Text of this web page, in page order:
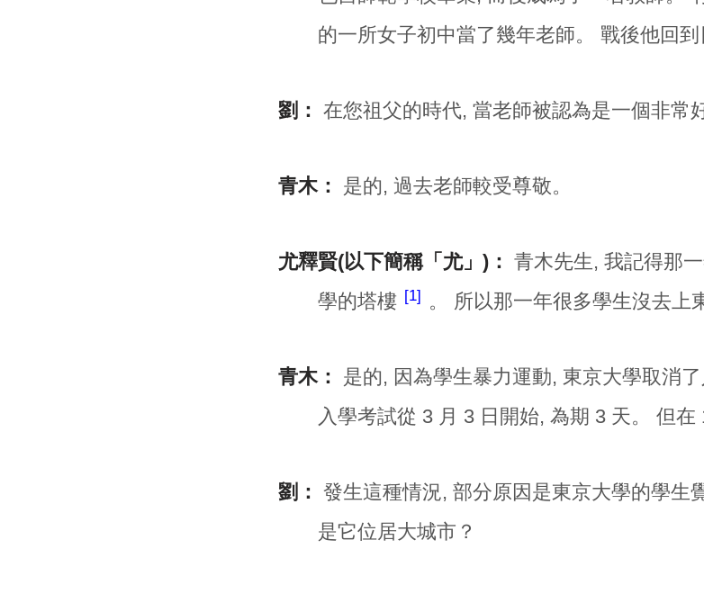
的一所女子初中當了幾年老師。 戰後他回
劉： 在您祖父的時代, 當老師被認為是一個非常
青木： 是的, 過去老師較受尊敬。
尤釋賢(以下簡稱「尤」)： 青木先生, 我記得那
學的塔樓
1 。 所以那一年很多學生沒去上
青木： 是的, 因為學生暴力運動, 東京大學取消
入學考試從 3 月 3 日開始, 為期 3 天。 但在
劉： 發生這種情況, 部分原因是東京大學的學生
是它位居大城市？